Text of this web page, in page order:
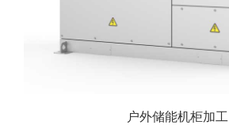
户外储能机柜加工